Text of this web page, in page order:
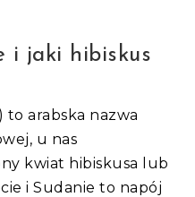
i jaki hibiskus
arabska nazwa
u nas
kwiat hibiskusa lub
i Sudanie to napój